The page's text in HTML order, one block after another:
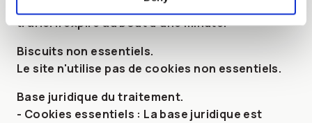
données analytiques sur les sites web à fort
trafic. Il expire au bout d'une minute.
Biscuits non essentiels.
Le site n'utilise pas de cookies non essentiels.
Base juridique du traitement.
- Cookies essentiels : La base juridique est